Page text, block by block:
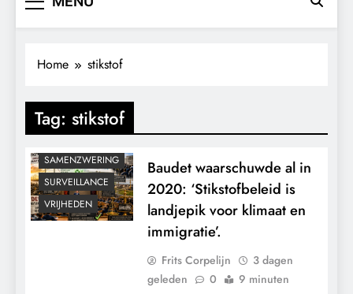
Home stikstof
Tag: stikstof
GEOPOLITIEK
GRONDRECHTEN
KLIMAATBEDROG
POLITIEK
RECHTSPRAAK
SAMENZWERING
SURVEILLANCE
VRIJHEDEN
Baudet waarschuwde al in
2020: ‘Stikstofbeleid is
landjepik voor klimaat en
immigratie’.
Frits Corpelijn
3 dagen
geleden
0 9 minuten